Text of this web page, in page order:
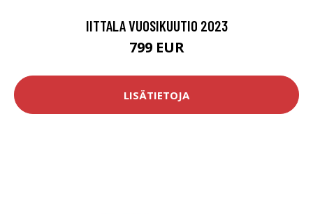
IITTALA VUOSIKUUTIO 2023
799 EUR
LISÄTIETOJA